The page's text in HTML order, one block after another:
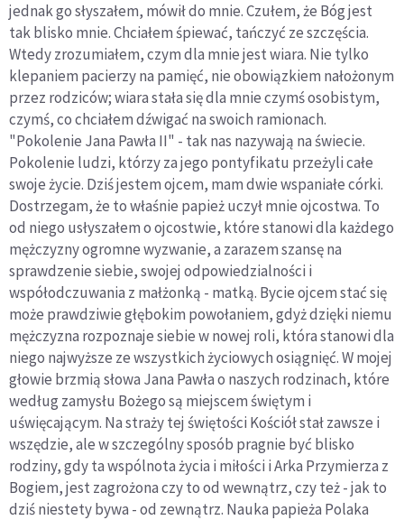
jednak go słyszałem, mówił do mnie. Czułem, że Bóg jest
tak blisko mnie. Chciałem śpiewać, tańczyć ze szczęścia.
Wtedy zrozumiałem, czym dla mnie jest wiara. Nie tylko
klepaniem pacierzy na pamięć, nie obowiązkiem nałożonym
przez rodziców; wiara stała się dla mnie czymś osobistym,
czymś, co chciałem dźwigać na swoich ramionach.
"Pokolenie Jana Pawła II" - tak nas nazywają na świecie.
Pokolenie ludzi, którzy za jego pontyfikatu przeżyli całe
swoje życie. Dziś jestem ojcem, mam dwie wspaniałe córki.
Dostrzegam, że to właśnie papież uczył mnie ojcostwa. To
od niego usłyszałem o ojcostwie, które stanowi dla każdego
mężczyzny ogromne wyzwanie, a zarazem szansę na
sprawdzenie siebie, swojej odpowiedzialności i
współodczuwania z małżonką - matką. Bycie ojcem stać się
może prawdziwie głębokim powołaniem, gdyż dzięki niemu
mężczyzna rozpoznaje siebie w nowej roli, która stanowi dla
niego najwyższe ze wszystkich życiowych osiągnięć. W mojej
głowie brzmią słowa Jana Pawła o naszych rodzinach, które
według zamysłu Bożego są miejscem świętym i
uświęcającym. Na straży tej świętości Kościół stał zawsze i
wszędzie, ale w szczególny sposób pragnie być blisko
rodziny, gdy ta wspólnota życia i miłości i Arka Przymierza z
Bogiem, jest zagrożona czy to od wewnątrz, czy też - jak to
dziś niestety bywa - od zewnątrz. Nauka papieża Polaka